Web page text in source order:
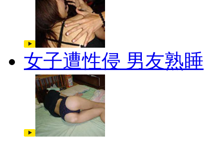
女子遭性侵 男友熟睡